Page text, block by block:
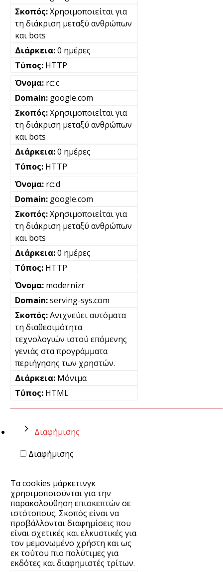
Χρησιμοποιείται για
τη διάκριση μεταξύ ανθρώπων
και bots
0 ημέρες
HTTP
rc::c
google.com
Χρησιμοποιείται για
τη διάκριση μεταξύ ανθρώπων
και bots
0 ημέρες
HTTP
rc::d
google.com
Χρησιμοποιείται για
τη διάκριση μεταξύ ανθρώπων
και bots
0 ημέρες
HTTP
modernizr
serving-sys.com
Ανιχνεύει αυτόματα
τη διαθεσιμότητα
τεχνολογιών ιστού επόμενης
γενιάς στα προγράμματα
περιήγησης των χρηστών.
Μόνιμα
HTML
Διαφήμισης
Διαφήμισης
Τα cookies μάρκετινγκ
χρησιμοποιούνται για την
παρακολούθηση επισκεπτών σε
ιστότοπους. Σκοπός είναι να
προβάλλονται διαφημίσεις που
είναι σχετικές και ελκυστικές για
τον μεμονωμένο χρήστη και ως
εκ τούτου πιο πολύτιμες για
εκδότες και διαφημιστές τρίτων.